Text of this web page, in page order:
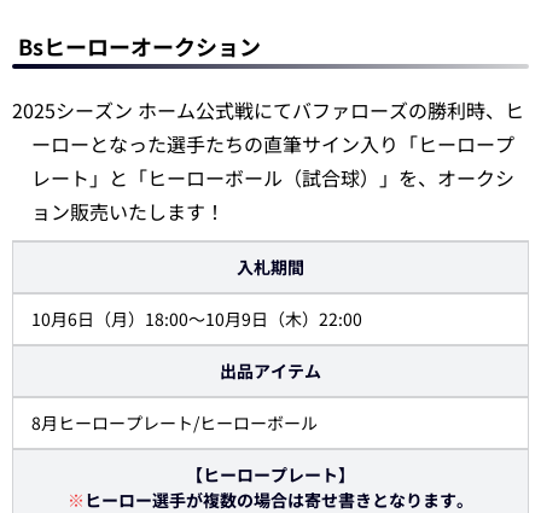
Bsヒーローオークション
2025シーズン ホーム公式戦にてバファローズの勝利時、ヒ
ーローとなった選手たちの直筆サイン入り「ヒーロープ
レート」と「ヒーローボール（試合球）」を、オークシ
ョン販売いたします！
入札期間
10月6日（月）18:00～10月9日（木）22:00
出品アイテム
8月ヒーロープレート/ヒーローボール
【ヒーロープレート】
※ ヒーロー選手が複数の場合は寄せ書きとなります。